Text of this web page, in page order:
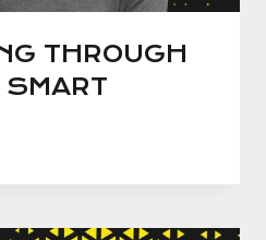
THROUGH
SMART